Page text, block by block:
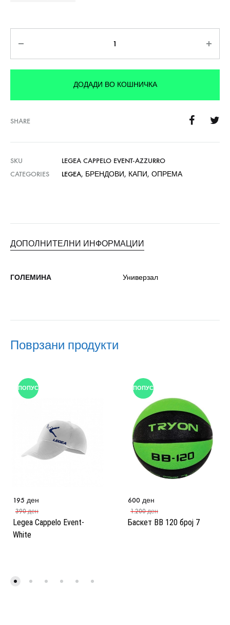
ДОДАДИ ВО КОШНИЧКА
SHARE
SKU
LEGEA CAPPELO EVENT-AZZURRO
CATEGORIES
LEGEA, БРЕНДОВИ, КАПИ, ОПРЕМА
ДОПОЛНИТЕЛНИ ИНФОРМАЦИИ
ГОЛЕМИНА Универзал
Поврзани продукти
ПОПУСТ
Legea Cappelo Event-
White
195 ден
390ден
ПОПУСТ
Баскет BB 120 број 7
600 ден
1.200ден